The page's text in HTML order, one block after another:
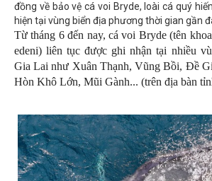
đồng về bảo vệ cá voi Bryde, loài cá quý
hiện tại vùng biển địa phương thời gian gần
Từ tháng 6 đến nay, cá voi Bryde (tên
edeni) liên tục được ghi nhận tại nhiều
Gia Lai như Xuân Thạnh, Vũng Bồi, Đề
Hòn Khô Lớn, Mũi Gành... (trên địa bàn